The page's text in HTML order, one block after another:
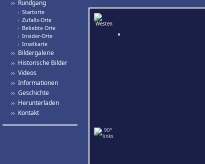
›› Rundgang
› Startorte
› Zufalls-Orte
› Beliebte Orte
› Insider-Orte
› Inselkarte
›› Bildergalerie
›› Historische Bilder
›› Videos
›› Informationen
›› Geschichte
›› Herunterladen
›› Kontakt